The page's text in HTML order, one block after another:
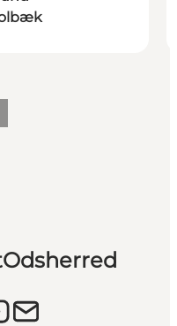
FolieFolie